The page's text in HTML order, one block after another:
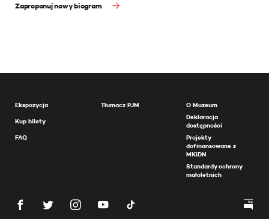
Zaproponuj nowy biogram
Ekspozycja
Kup bilety
FAQ
Tłumacz PJM
O Muzeum
Deklaracja
dostępności
Projekty
dofinansowane z
MKiDN
Standardy ochrony
małoletnich